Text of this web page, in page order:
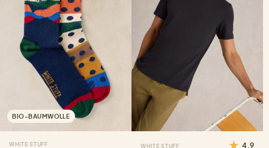
BIO-BAUMWOLLE
WHITE STUFF WHITE STUFF 4.9